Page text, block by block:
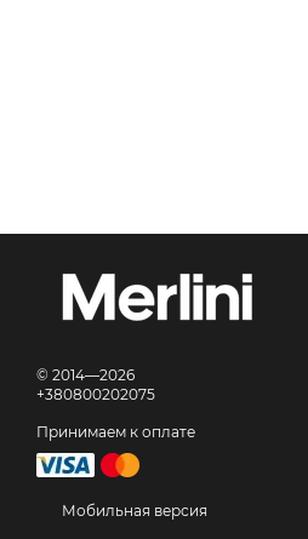
© 2014—2026
+380800202075
Принимаем к оплате
Мобильная версия